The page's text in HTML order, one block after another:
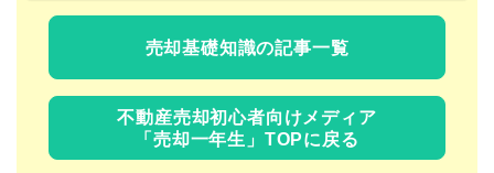
売却基礎知識の記事一覧
不動産売却初心者向けメディア
「売却一年生」TOPに戻る